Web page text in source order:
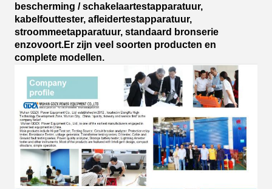
bescherming / schakelaartestapparatuur,
kabelfouttester, afleidertestapparatuur,
stroommeetapparatuur, standaard bronserie
enzovoort.Er zijn veel soorten producten en
complete modellen.